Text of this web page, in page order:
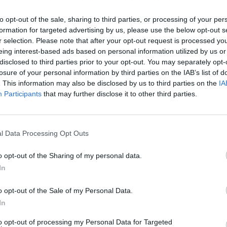
opt-out of the sale, sharing to third parties, or processing of your
for targeted advertising by us, please use the below opt-out
selection. Please note that after your opt-out request is processed
interest-based ads based on personal information utilized by us
to third parties prior to your opt-out. You may separately
of your personal information by third parties on the IAB’s list of
This information may also be disclosed by us to third parties on the
Participants that may further disclose it to other third parties.
Data Processing Opt Outs
opt-out of the Sharing of my personal data.
opt-out of the Sale of my Personal Data.
opt-out of processing my Personal Data for Targeted
μπορεί, χωρίς πάντα να πετυχαίνει,
όλες τις ανάγκες. Υπάρχει μεγάλος
δεν καταφέρνουν να κάνουν τις
διαγνωστικές εξετάσεις και να
Διαβήτη Ν. Λακωνίας στην
με τα στοιχεία καταγραφής του Γενικού
που αναζήτησαν ιατρική
350 κατάφεραν να επισκεφτούν το
οδηγεί με βεβαιότητα στην
τμήματα του γενικού νοσοκομείου
της χώρας μας. Αυτό σημαίνει τον
των χρονίως πασχόντων, όλων εμάς που
μας στον ιδιωτικό τομέα.